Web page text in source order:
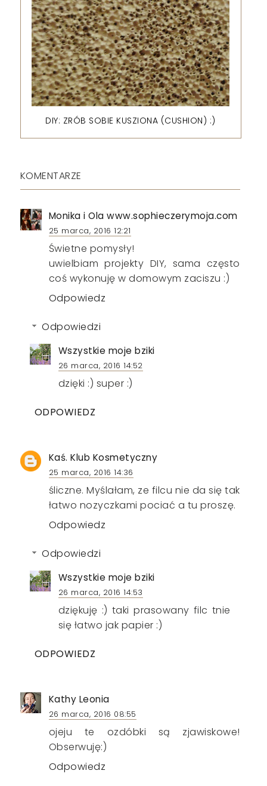
DIY: ZRÓB SOBIE KUSZIONA (CUSHION) :)
KOMENTARZE
Monika i Ola www.sophieczerymoja.com
25 marca, 2016 12:21
Świetne pomysły!
uwielbiam projekty DIY, sama często
coś wykonuję w domowym zaciszu :)
Odpowiedz
Odpowiedzi
Wszystkie moje bziki
26 marca, 2016 14:52
dzięki :) super :)
ODPOWIEDZ
Kaś. Klub Kosmetyczny
25 marca, 2016 14:36
śliczne. Myślałam, ze filcu nie da się tak
łatwo nozyczkami pociać a tu proszę.
Odpowiedz
Odpowiedzi
Wszystkie moje bziki
26 marca, 2016 14:53
dziękuję :) taki prasowany filc tnie
się łatwo jak papier :)
ODPOWIEDZ
Kathy Leonia
26 marca, 2016 08:55
ojeju te ozdóbki są zjawiskowe!
Obserwuję:)
Odpowiedz